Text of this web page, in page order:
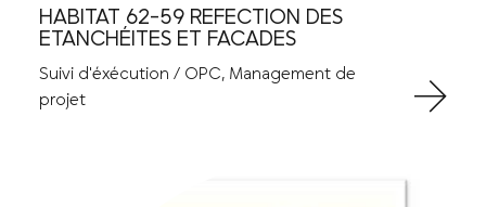
HABITAT 62-59 REFECTION DES
ETANCHÉITES ET FACADES
Suivi d'éxécution / OPC, Management de
projet